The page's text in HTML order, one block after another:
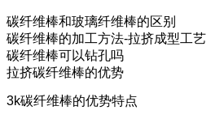
碳纤维棒和玻璃纤维棒的区别
碳纤维棒的加工方法-拉挤成型工艺
碳纤维棒可以钻孔吗
拉挤碳纤维棒的优势
3k碳纤维棒的优势特点